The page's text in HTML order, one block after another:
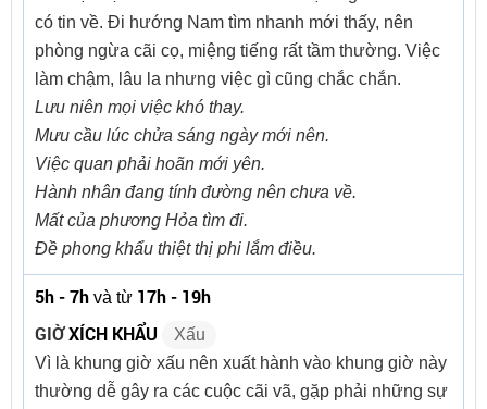
có tin về. Đi hướng Nam tìm nhanh mới thấy, nên
phòng ngừa cãi cọ, miệng tiếng rất tầm thường. Việc
làm chậm, lâu la nhưng việc gì cũng chắc chắn.
Lưu niên mọi việc khó thay.
Mưu cầu lúc chửa sáng ngày mới nên.
Việc quan phải hoãn mới yên.
Hành nhân đang tính đường nên chưa về.
Mất của phương Hỏa tìm đi.
Đề phong khẩu thiệt thị phi lắm điều.
5h - 7h và từ 17h - 19h
GIỜXÍCH KHẨU
Xấu
Vì là khung giờ xấu nên xuất hành vào khung giờ này
thường dễ gây ra các cuộc cãi vã, gặp phải những sự